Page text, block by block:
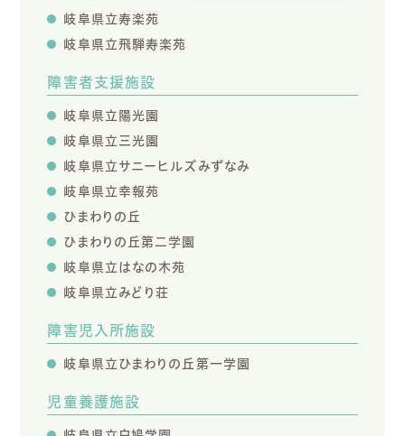
岐阜県立寿楽苑
岐阜県立飛騨寿楽苑
障害者支援施設
岐阜県立陽光園
岐阜県立三光園
岐阜県立サニーヒルズみずなみ
岐阜県立幸報苑
ひまわりの丘
ひまわりの丘第二学園
岐阜県立はなの木苑
岐阜県立みどり荘
障害児入所施設
岐阜県立ひまわりの丘第一学園
児童養護施設